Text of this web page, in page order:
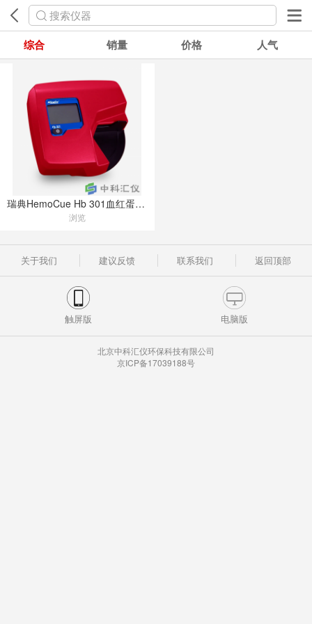
搜索仪器
综合 销量 价格 人气
瑞典HemoCue Hb 301血红蛋白分析仪
浏览
关于我们 建议反馈 联系我们 返回顶部
触屏版 电脑版
北京中科汇仪环保科技有限公司
京ICP备17039188号